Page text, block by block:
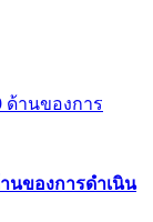
นของการดำเนิน